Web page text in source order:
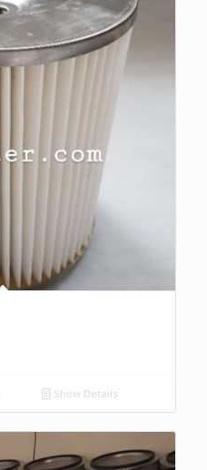
Show Details